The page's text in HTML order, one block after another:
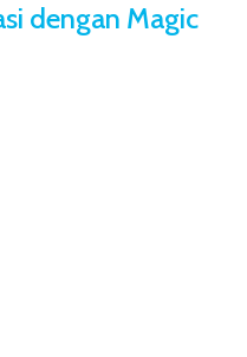
dengan Magic